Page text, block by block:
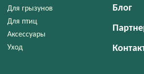
Для грызунов
Для птиц
Аксессуары
Уход
Блог